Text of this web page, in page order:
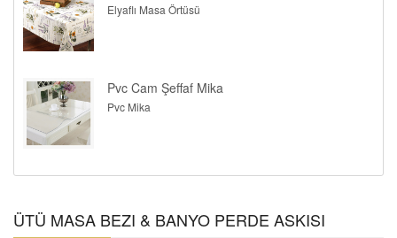
Elyaflı Masa Örtüsü
Pvc Cam Şeffaf Mika
Pvc Mika
ÜTÜ MASA BEZI & BANYO PERDE ASKISI